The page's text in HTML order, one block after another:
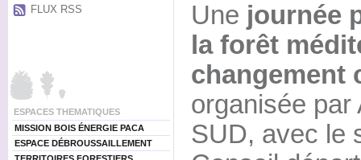
FLUX RSS
ESPACES THEMATIQUES
MISSION BOIS ÉNERGIE PACA
ESPACE DÉBROUSSAILLEMENT
Une journée
la forêt
changement
organisée par
SUD, avec le